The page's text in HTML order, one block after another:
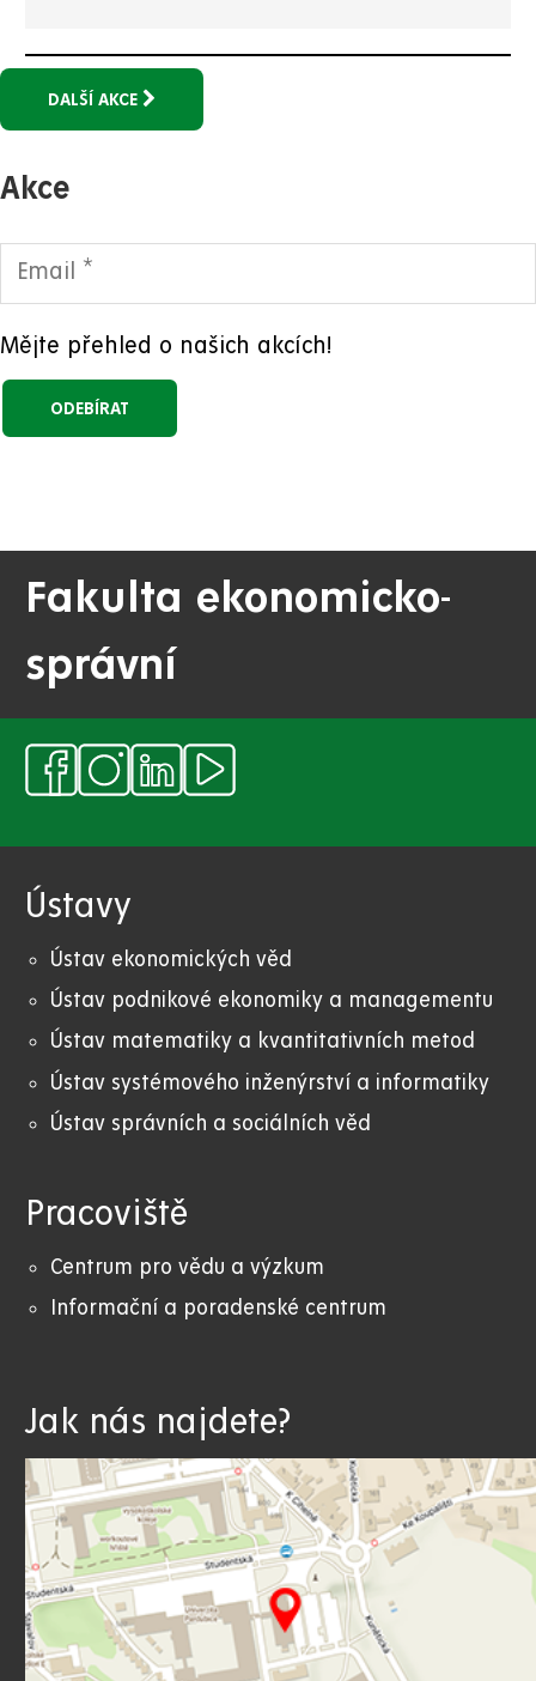
DALŠÍ AKCE
Akce
Mějte přehled o našich akcích!
Fakulta ekonomicko-
správní
Ústavy
Ústav ekonomických věd
Ústav podnikové ekonomiky a managementu
Ústav matematiky a kvantitativních metod
Ústav systémového inženýrství a informatiky
Ústav správních a sociálních věd
Pracoviště
Centrum pro vědu a výzkum
Informační a poradenské centrum
Jak nás najdete?